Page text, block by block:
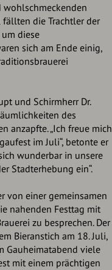
wohlschmeckenden
fällten die Trachtler der
diese
sich am Ende einig,
und Schirmherr Dr.
des
anzapfte. „Ich freue mich
im Juli“, betonte er
wunderbar in unsere
Stadterhebung ein“.
von einer gemeinsamen
nahenden Festtag mit
zu besprechen. Der
Bieranstich am 18. Juli,
Gauheimatabend viele
mit einem prächtigen